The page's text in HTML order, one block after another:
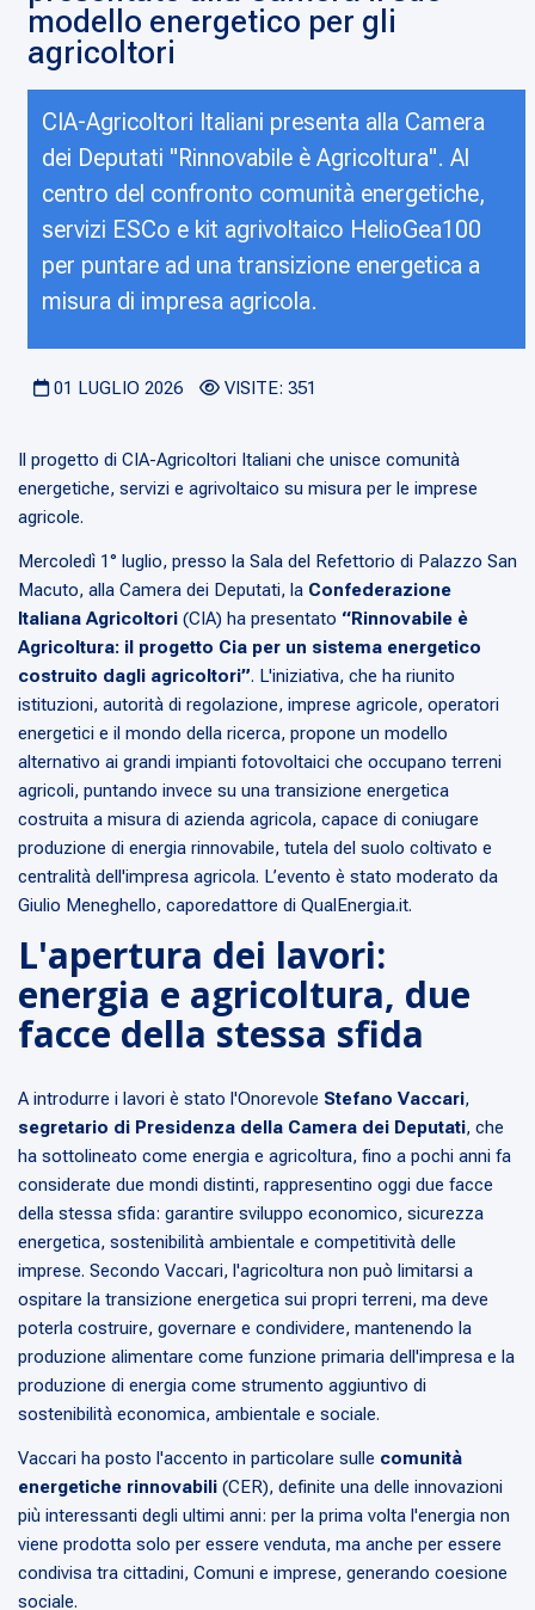
modello energetico per gli
agricoltori
CIA-Agricoltori Italiani presenta alla Camera
dei Deputati "Rinnovabile è Agricoltura". Al
centro del confronto comunità energetiche,
servizi ESCo e kit agrivoltaico HelioGea100
per puntare ad una transizione energetica a
misura di impresa agricola.
01 LUGLIO 2026 VISITE: 351
Il progetto di CIA-Agricoltori Italiani che unisce comunità
energetiche, servizi e agrivoltaico su misura per le imprese
agricole.
Mercoledì 1° luglio, presso la Sala del Refettorio di Palazzo San
Macuto, alla Camera dei Deputati, la Confederazione
Italiana Agricoltori (CIA) ha presentato “Rinnovabile è
Agricoltura: il progetto Cia per un sistema energetico
costruito dagli agricoltori”. L'iniziativa, che ha riunito
istituzioni, autorità di regolazione, imprese agricole, operatori
energetici e il mondo della ricerca, propone un modello
alternativo ai grandi impianti fotovoltaici che occupano terreni
agricoli, puntando invece su una transizione energetica
costruita a misura di azienda agricola, capace di coniugare
produzione di energia rinnovabile, tutela del suolo coltivato e
centralità dell'impresa agricola. L’evento è stato moderato da
Giulio Meneghello, caporedattore di QualEnergia.it.
L'apertura dei lavori:
energia e agricoltura, due
facce della stessa sfida
A introdurre i lavori è stato l'Onorevole Stefano Vaccari,
segretario di Presidenza della Camera dei Deputati, che
ha sottolineato come energia e agricoltura, fino a pochi anni fa
considerate due mondi distinti, rappresentino oggi due facce
della stessa sfida: garantire sviluppo economico, sicurezza
energetica, sostenibilità ambientale e competitività delle
imprese. Secondo Vaccari, l'agricoltura non può limitarsi a
ospitare la transizione energetica sui propri terreni, ma deve
poterla costruire, governare e condividere, mantenendo la
produzione alimentare come funzione primaria dell'impresa e la
produzione di energia come strumento aggiuntivo di
sostenibilità economica, ambientale e sociale.
Vaccari ha posto l'accento in particolare sulle comunità
energetiche rinnovabili (CER), definite una delle innovazioni
più interessanti degli ultimi anni: per la prima volta l'energia non
viene prodotta solo per essere venduta, ma anche per essere
condivisa tra cittadini, Comuni e imprese, generando coesione
sociale.